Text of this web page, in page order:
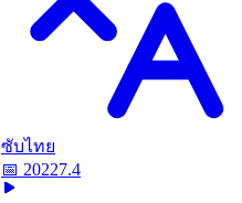
ซับไทย
📅 20227.4